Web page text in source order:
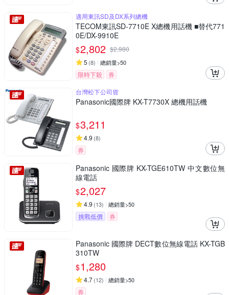
適用東訊SD及DX系列總機
TECOM東訊SD-7710E X總機用話機 ■替代771
0E/DX-9910E
$2,802 $2,980
5 (8) 總銷量>50
限時下殺
券
台灣松下公司貨
Panasonic國際牌 KX-T7730X 總機用話機
$3,211
4.9 (8)
券
Panasonic 國際牌 KX-TGE610TW 中文數位無
線電話
$2,027
4.9 (13) 總銷量>50
挑戰低價 券
Panasonic 國際牌 DECT數位無線電話 KX-TGB
310TW
$1,280
4.7(12) 總銷量>50
券